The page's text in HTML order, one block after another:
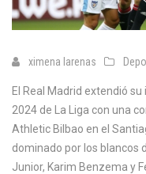
ximena larenas
El Real Madrid extendió
2024 de La Liga con una
Athletic Bilbao en el
dominado por los blancos
Junior, Karim Benzema y